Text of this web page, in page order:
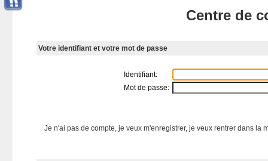
Centre de
Votre identifiant et votre mot de passe
Identifiant:
Mot de passe:
Je n'ai pas de compte, je veux m'enregistrer, je veux rentrer dans la